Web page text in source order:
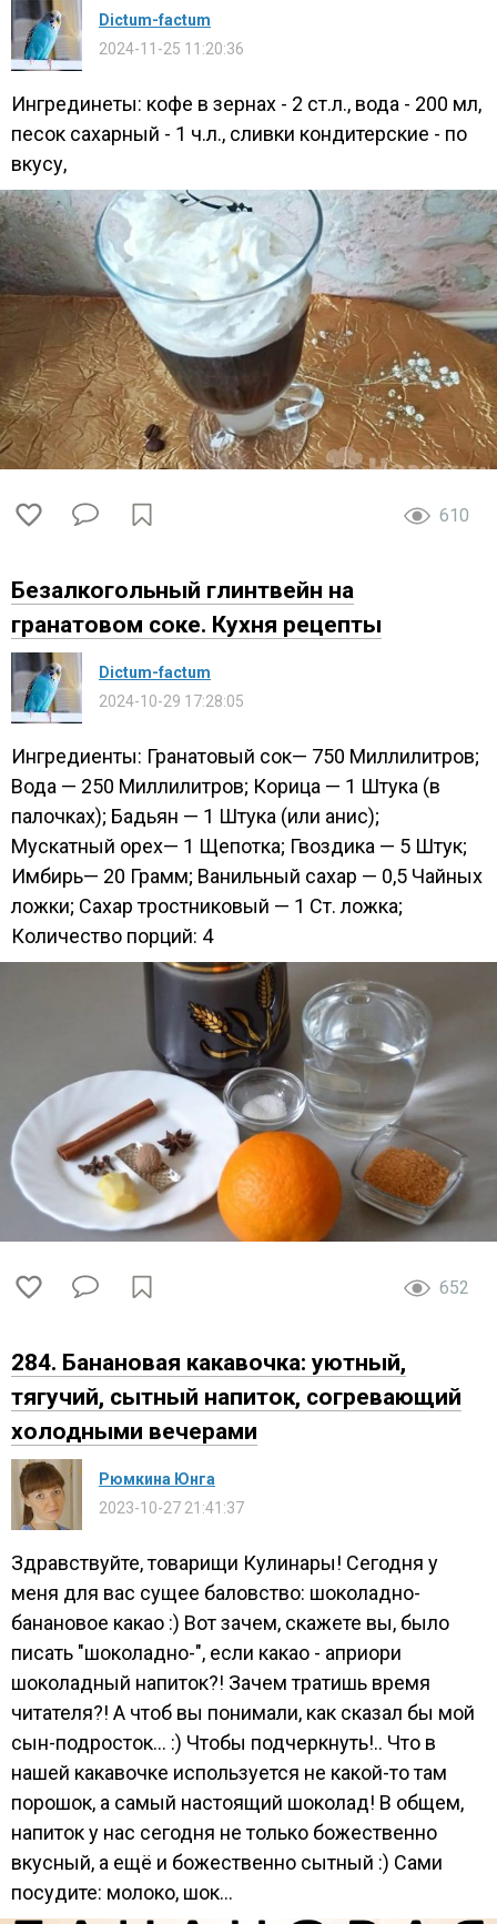
Dictum-factum
2024-11-25 11:20:36
Ингрединеты: кофе в зернах - 2 ст.л., вода - 200 мл,
песок сахарный - 1 ч.л., сливки кондитерские - по
вкусу,
610
Безалкогольный глинтвейн на
гранатовом соке. Кухня рецепты
Dictum-factum
2024-10-29 17:28:05
Ингредиенты: Гранатовый сок— 750 Миллилитров;
Вода — 250 Миллилитров; Корица — 1 Штука (в
палочках); Бадьян — 1 Штука (или анис);
Мускатный орех— 1 Щепотка; Гвоздика — 5 Штук;
Имбирь— 20 Грамм; Ванильный сахар — 0,5 Чайных
ложки; Сахар тростниковый — 1 Ст. ложка;
Количество порций: 4
652
284. Банановая какавочка: уютный,
тягучий, сытный напиток, согревающий
холодными вечерами
Рюмкина Юнга
2023-10-27 21:41:37
Здравствуйте, товарищи Кулинары! Сегодня у
меня для вас сущее баловство: шоколадно-
банановое какао :) Вот зачем, скажете вы, было
писать "шоколадно-", если какао - априори
шоколадный напиток?! Зачем тратишь время
читателя?! А чтоб вы понимали, как сказал бы мой
сын-подросток... :) Чтобы подчеркнуть!.. Что в
нашей какавочке используется не какой-то там
порошок, а самый настоящий шоколад! В общем,
напиток у нас сегодня не только божественно
вкусный, а ещё и божественно сытный :) Сами
посудите: молоко, шок...